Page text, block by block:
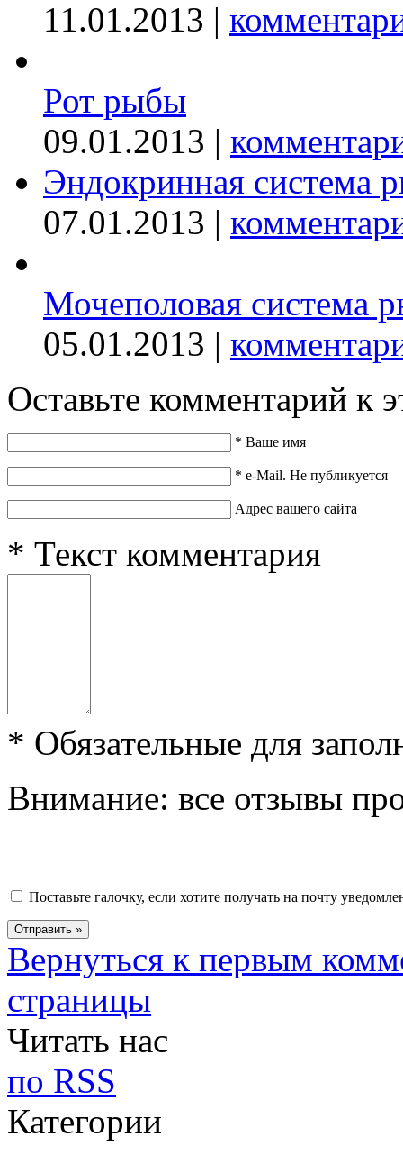
11.01.2013 |
Рот рыбы
09.01.2013 |
Эндокринная система
07.01.2013 |
Мочеполовая система
05.01.2013 |
Оставьте комментарий к
* Ваше имя
* e-Mail. Не публикуется
Адрес вашего сайта
* Текст комментария
* Обязательные для
Внимание: все отзывы
Поставьте галочку, если хотите получать на почту
Вернуться к первым
страницы
Читать нас
по RSS
Категории